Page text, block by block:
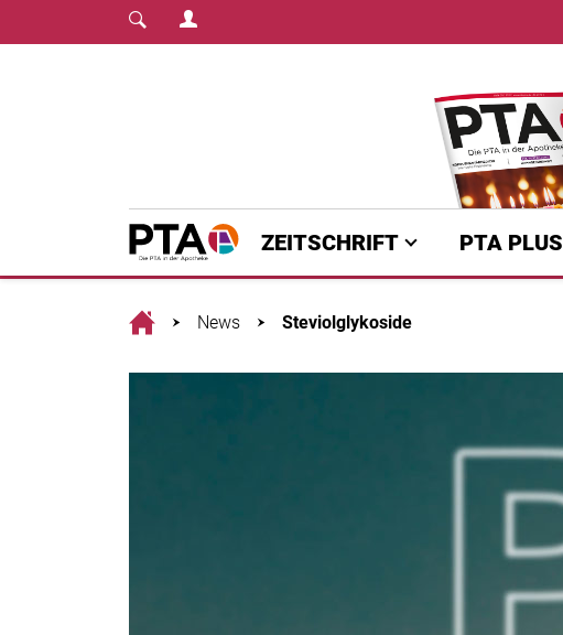
Login Menu
Home
ZEITSCHRIFT PTA PLUS
HomeNews Steviolglykoside